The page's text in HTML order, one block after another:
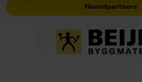
Huvudpartners